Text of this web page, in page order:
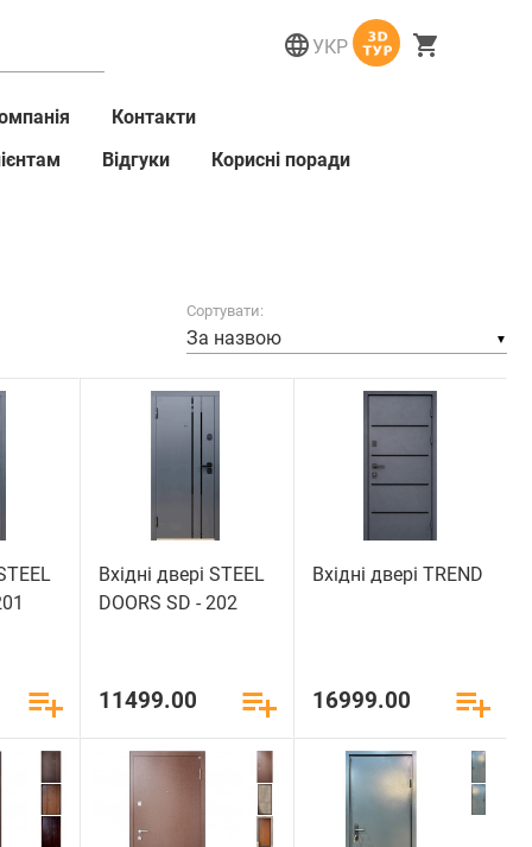
shopping_cart
language
Контакти
Відгуки
Корисні поради
Сортувати:
▼
Вхідні двері STEEL
DOORS SD - 202
11499.00
Вхідні двері TREND
16999.00